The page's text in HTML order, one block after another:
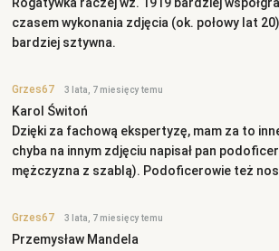
czasem wykonania zdjęcia (ok. połowy lat
bardziej sztywna.
Grzes67 3 lata, 7 miesięcy temu
Karol Świtoń
Dzięki za fachową ekspertyzę, mam za to
chyba na innym zdjęciu napisał pan
mężczyzna z szablą). Podoficerowie też
Grzes67 3 lata, 7 miesięcy temu
Przemysław Mandela